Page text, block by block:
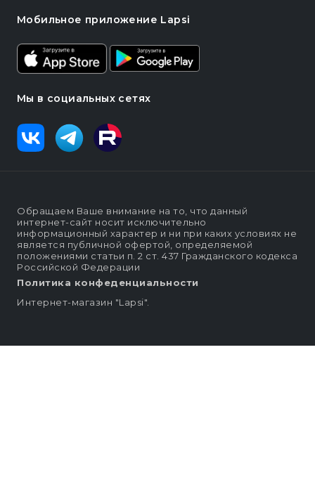
Мобильное приложение Lapsi
Мы в социальных сетях
Обращаем Ваше внимание на то, что данный
интернет-сайт носит исключительно
информационный характер и ни при каких условиях не
является публичной офертой, определяемой
положениями статьи п. 2 ст. 437 Гражданского кодекса
Российской Федерации
Политика конфеденциальности
Интернет-магазин "Lapsi".